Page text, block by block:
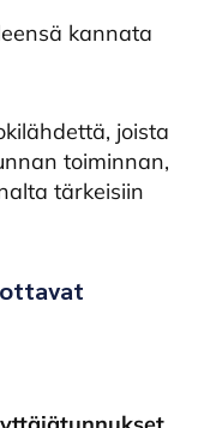
kannata
joista
toiminnan,
tärkeisiin